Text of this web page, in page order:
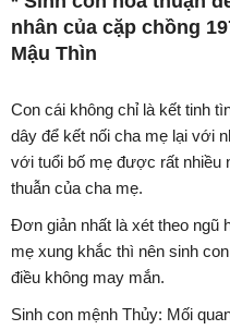
nhân của cặp chồng
Mậu Thìn
Con cái không chỉ là kết tinh
dây để kết nối cha mẹ lại với
với tuổi bố mẹ được rất nhiều
thuẫn của cha mẹ.
Đơn giản nhất là xét theo ngũ
mẹ xung khắc thì nên sinh
điều không may mắn.
Sinh con mệnh Thủy: Mối